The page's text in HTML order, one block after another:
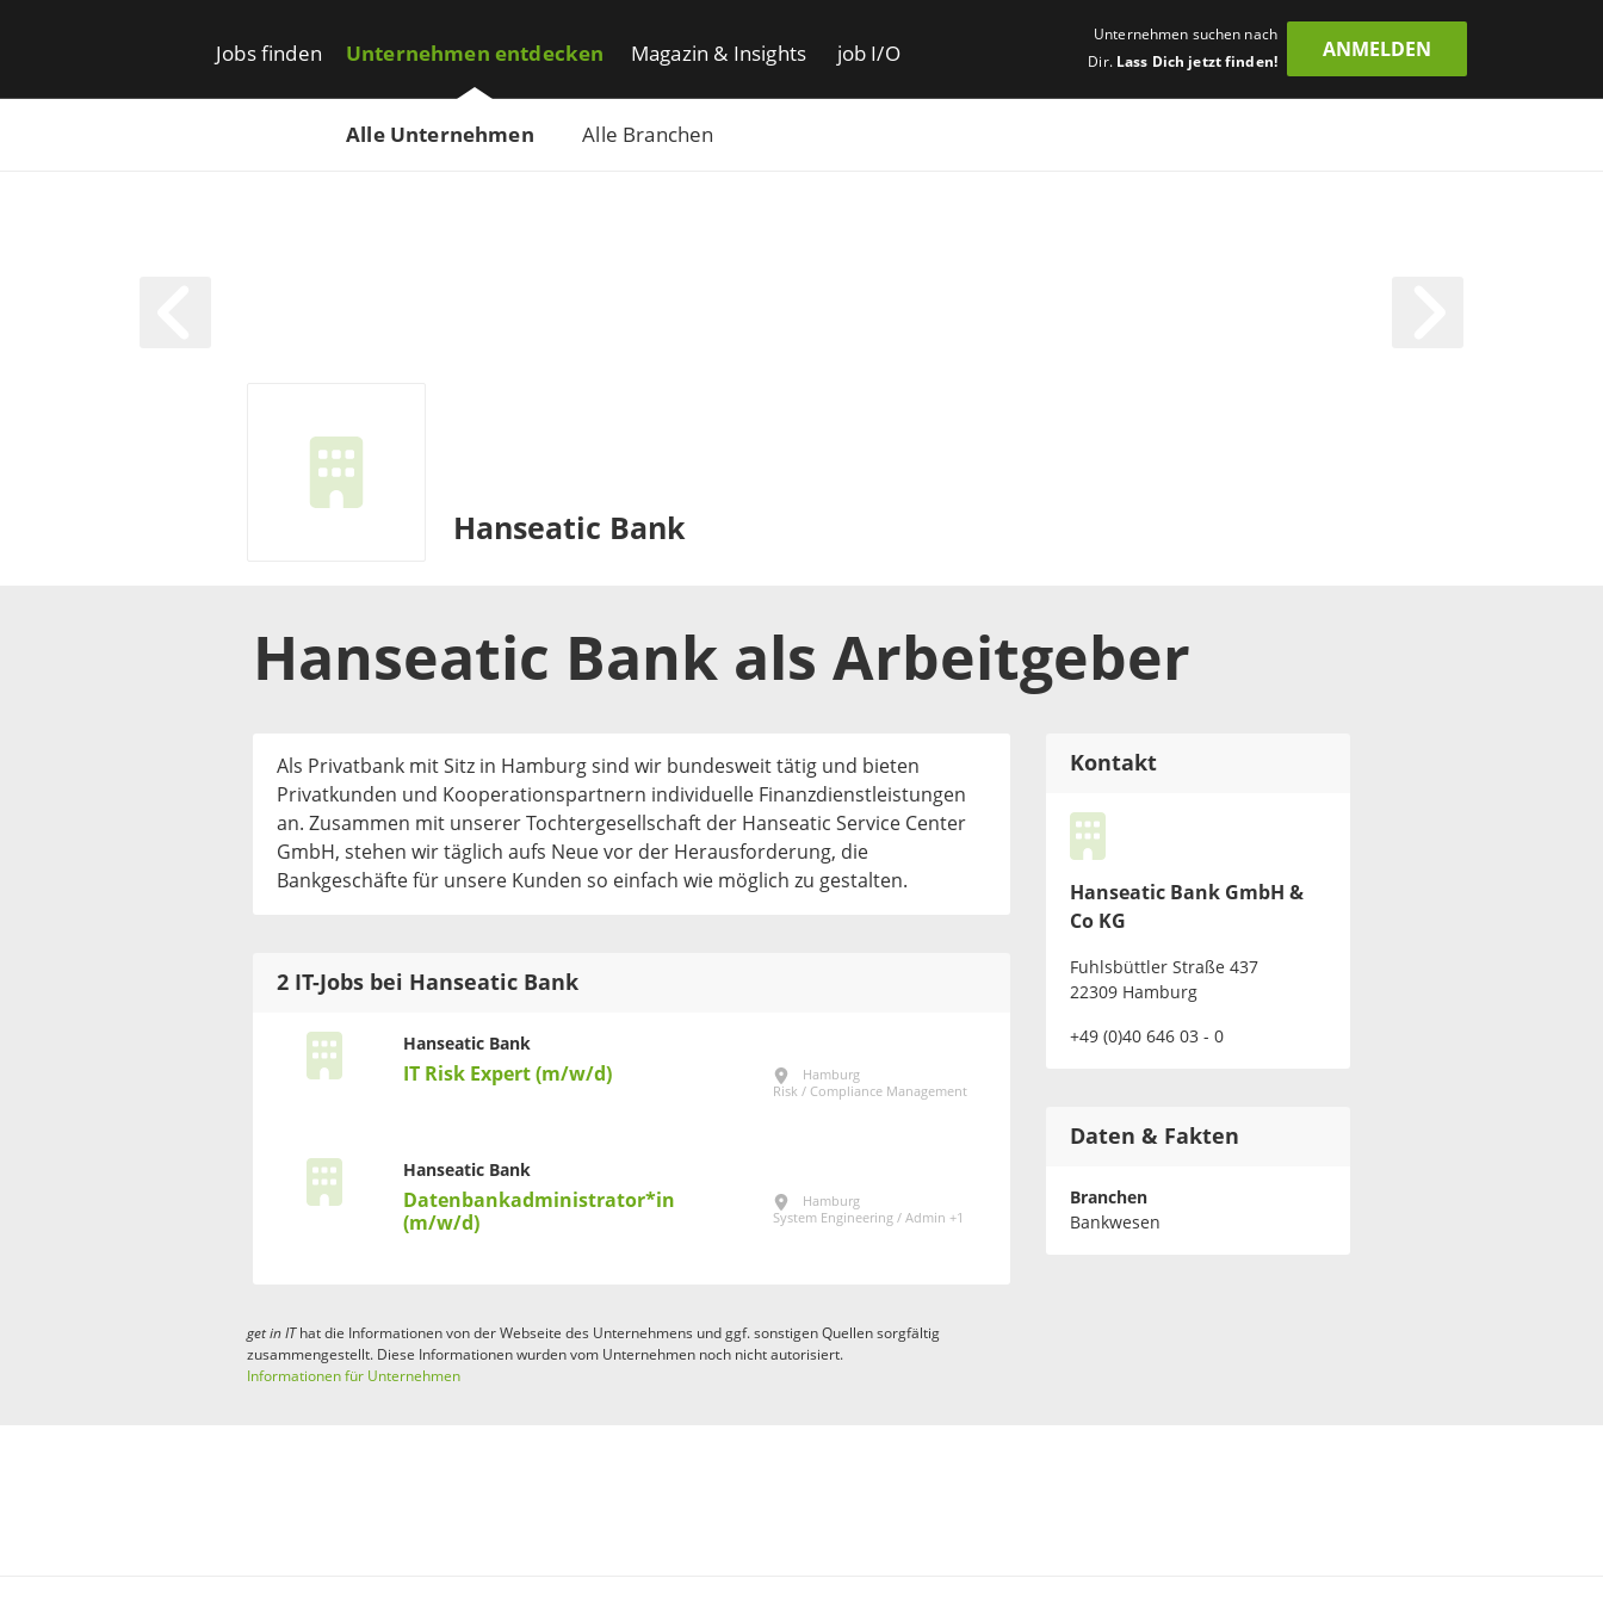
Jobs finden Unternehmen entdecken
Alle Unternehmen Alle Branchen
Magazin & Insights job I/O
Unternehmen suchen nach
Dir. Lass Dich jetzt finden!
ANMELDEN
Hanseatic Bank
Hanseatic Bank als Arbeitgeber
Als Privatbank mit Sitz in Hamburg sind wir bundesweit tätig und bieten
Privatkunden und Kooperationspartnern individuelle Finanzdienstleistungen
an. Zusammen mit unserer Tochtergesellschaft der Hanseatic Service Center
GmbH, stehen wir täglich aufs Neue vor der Herausforderung, die
Bankgeschäfte für unsere Kunden so einfach wie möglich zu gestalten.
2 IT-Jobs bei Hanseatic Bank
Hanseatic Bank
IT Risk Expert (m/w/d)
Hamburg
Risk / Compliance Management
Hanseatic Bank
Datenbankadministrator*in
(m/w/d)
Hamburg
System Engineering / Admin +1
Kontakt
Hanseatic Bank GmbH &
Co KG
Fuhlsbüttler Straße 437
22309 Hamburg
+49 (0)40 646 03 - 0
Daten & Fakten
Branchen
Bankwesen
get in IThat die Informationen von der Webseite des Unternehmens und ggf. sonstigen Quellen sorgfältig
zusammengestellt. Diese Informationen wurden vom Unternehmen noch nicht autorisiert.
Informationen für Unternehmen